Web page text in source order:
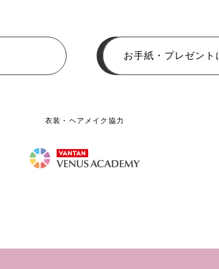
お手紙・プレゼント
衣装・ヘアメイク協力